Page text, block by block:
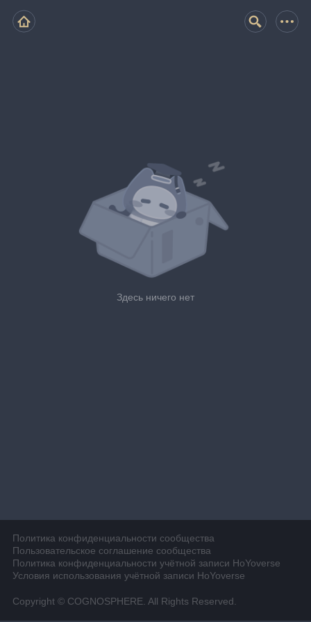
Здесь ничего нет
Политика конфиденциальности сообщества
Пользовательское соглашение сообщества
Политика конфиденциальности учётной записи HoYoverse
Условия использования учётной записи HoYoverse
Copyright © COGNOSPHERE. All Rights Reserved.